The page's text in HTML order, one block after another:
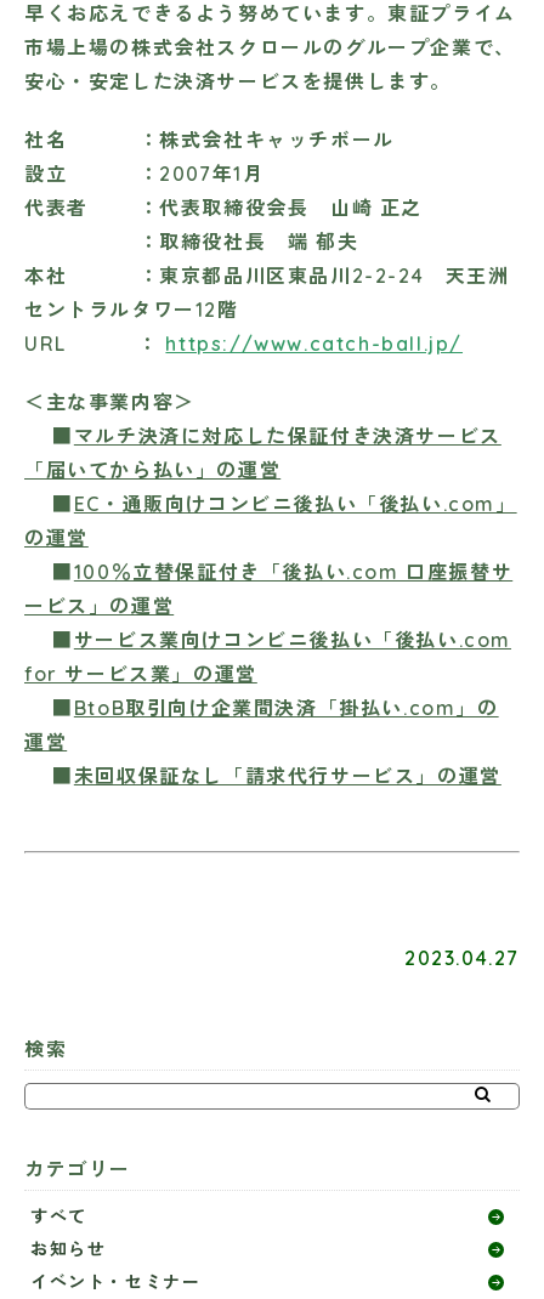
早くお応えできるよう努めています。東証プライム
市場上場の株式会社スクロールのグループ企業で、
安心・安定した決済サービスを提供します。
社名 ：株式会社キャッチボール
設立 ：2007年1月
代表者 ：代表取締役会長 山崎 正之
：取締役社長 端 郁夫
本社 ：東京都品川区東品川2-2-24 天王洲
セントラルタワー12階
URL ：
https://www.catch-ball.jp/
＜主な事業内容＞
■ マルチ決済に対応した保証付き決済サービス
「届いてから払い」の運営
■ EC・通販向けコンビニ後払い「後払い.com」
の運営
■100％立替保証付き「後払い.com 口座振替サ
ービス」の運営
■ サービス業向けコンビニ後払い「後払い.com
for サービス業」の運営
■ BtoB取引向け企業間決済「掛払い.com」の
運営
■未回収保証なし「請求代行サービス」の運営
2023.04.27
検索
カテゴリー
すべて
お知らせ
イベント・セミナー